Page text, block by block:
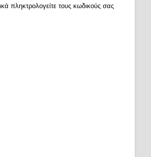
πληκτρολογείτε τους κωδικούς σας